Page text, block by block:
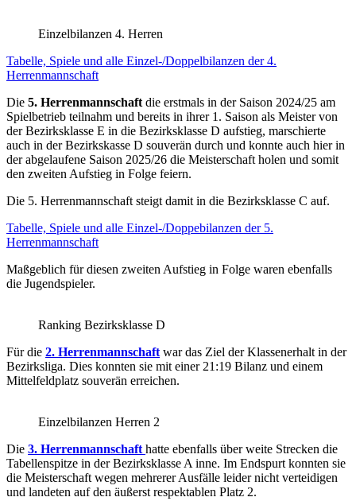
Einzelbilanzen 4. Herren
Tabelle, Spiele und alle Einzel-/Doppelbilanzen der 4.
Herrenmannschaft
Die 5. Herrenmannschaft die erstmals in der Saison 2024/25 am
Spielbetrieb teilnahm und bereits in ihrer 1. Saison als Meister von
der Bezirksklasse E in die Bezirksklasse D aufstieg, marschierte
auch in der Bezirkskasse D souverän durch und konnte auch hier in
der abgelaufene Saison 2025/26 die Meisterschaft holen und somit
den zweiten Aufstieg in Folge feiern.
Die 5. Herrenmannschaft steigt damit in die Bezirksklasse C auf.
Tabelle, Spiele und alle Einzel-/Doppebilanzen der 5.
Herrenmannschaft
Maßgeblich für diesen zweiten Aufstieg in Folge waren ebenfalls
die Jugendspieler.
Ranking Bezirksklasse D
Für die 2. Herrenmannschaft war das Ziel der Klassenerhalt in der
Bezirksliga. Dies konnten sie mit einer 21:19 Bilanz und einem
Mittelfeldplatz souverän erreichen.
Einzelbilanzen Herren 2
Die 3. Herrenmannschaft hatte ebenfalls über weite Strecken die
Tabellenspitze in der Bezirksklasse A inne. Im Endspurt konnten sie
die Meisterschaft wegen mehrerer Ausfälle leider nicht verteidigen
und landeten auf den äußerst respektablen Platz 2.